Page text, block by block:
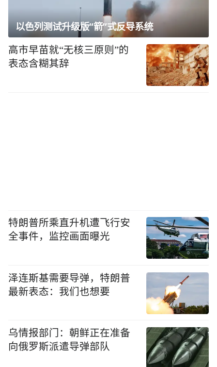
以色列测试升级版“箭”式反导系统
高市早苗就“无核三原则”的
表态含糊其辞
特朗普所乘直升机遭飞行安
全事件，监控画面曝光
泽连斯基需要导弹，特朗普
最新表态：我们也想要
乌情报部门：朝鲜正在准备
向俄罗斯派遣导弹部队